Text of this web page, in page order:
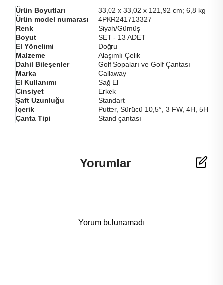
Ürün Boyutları
‎33,02 x 33,02 x 121,92 cm; 6,8 kg
Ürün model numarası
4PKR241713327
Renk
Siyah/Gümüş
Boyut
‎SET - 13 ADET
El Yönelimi
Doğru
Malzeme
Alaşımlı Çelik
Dahil Bileşenler
‎Golf Sopaları ve Golf Çantası
Marka
Callaway
El Kullanımı
Sağ El
Cinsiyet
Erkek
Şaft Uzunluğu
Standart
İçerik
Putter, Sürücü 10,5°, 3 FW, 4H, 5H, 6-
Çanta Tipi
Stand çantası
Yorumlar
Yorum bulunamadı